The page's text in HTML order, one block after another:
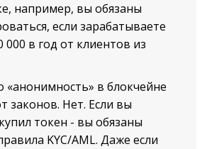
например, вы обязаны
если зарабатываете
в год от клиентов из
«анонимность» в блокчейне
законов. Нет. Если вы
токен - вы обязаны
KYC/AML. Даже если